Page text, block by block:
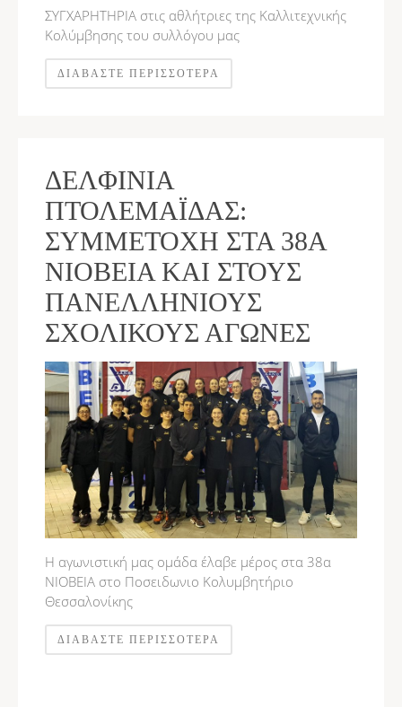
ΣΥΓΧΑΡΗΤΗΡΙΑ στις αθλήτριες της Καλλιτεχνικής
Κολύμβησης του συλλόγου μας
ΔΙΑΒΆΣΤΕ ΠΕΡΙΣΣΌΤΕΡΑ
ΔΕΛΦΊΝΙΑ
ΠΤΟΛΕΜΑΪ́ΔΑΣ:
ΣΥΜΜΕΤΟΧΉ ΣΤΑ 38Α
ΝΙΟΒΕΙΑ ΚΑΙ ΣΤΟΥΣ
ΠΑΝΕΛΛΉΝΙΟΥΣ
ΣΧΟΛΙΚΟΎΣ ΑΓΏΝΕΣ
Η αγωνιστική μας ομάδα έλαβε μέρος στα 38α
ΝΙΟΒΕΙΑ στο Ποσειδωνιο Κολυμβητήριο
Θεσσαλονίκης
ΔΙΑΒΆΣΤΕ ΠΕΡΙΣΣΌΤΕΡΑ